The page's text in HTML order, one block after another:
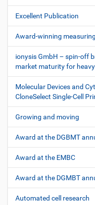
Excellent Publication
Award-winning
ionysis GmbH – spin-off
market maturity for
Molecular Devices and
CloneSelect Single-Cell
Growing and moving
Award at the DGBMT
Award at the EMBC
Award at the DGMBT
Automated cell research